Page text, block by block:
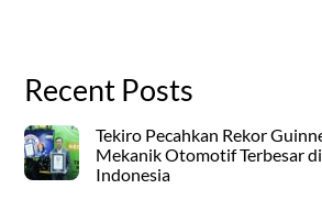
Recent Posts
Tekiro Pecahkan Rekor
Mekanik Otomotif Terbesar
Indonesia